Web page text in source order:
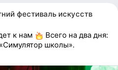
фестиваль искусств
к нам
Всего на два дня:
школы».